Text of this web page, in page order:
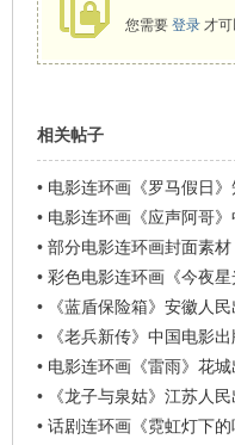
您需要 登录才可
相关帖子
• 电影连环画《罗马假日
• 电影连环画《应声阿哥
• 部分电影连环画封面素材
• 彩色电影连环画《今夜星
•
《蓝盾保险箱》安徽人
•
《老兵新传》中国电影
• 电影连环画《雷雨》花城
•
《龙子与泉姑》江苏人
• 话剧连环画《霓虹灯下